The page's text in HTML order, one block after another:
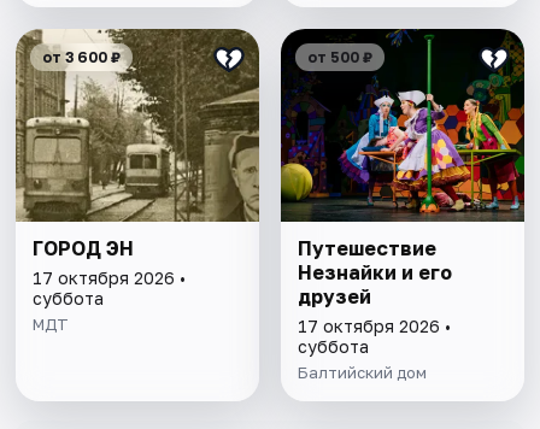
от 3 600 ₽
ГОРОД ЭН
17 октября 2026 •
суббота
МДТ
от 500 ₽
Путешествие
Незнайки и его
друзей
17 октября 2026 •
суббота
Балтийский дом